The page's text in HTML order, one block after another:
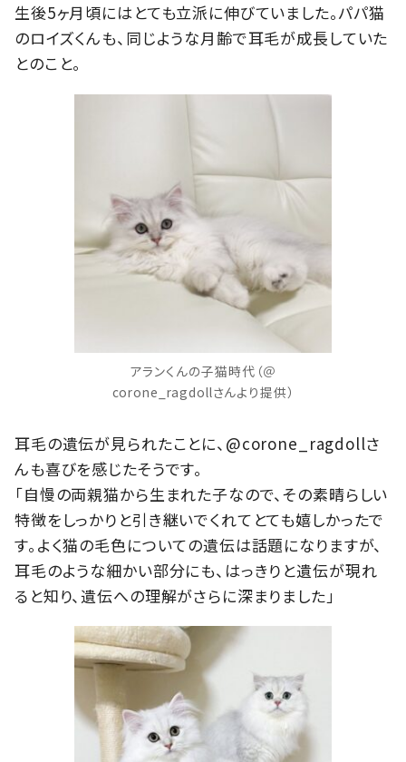
生後5ヶ月頃にはとても立派に伸びていました。パパ猫
のロイズくんも、同じような月齢で耳毛が成長していた
とのこと。
アランくんの子猫時代（＠
corone_ragdollさんより提供）
耳毛の遺伝が見られたことに、@corone_ragdollさ
んも喜びを感じたそうです。
「自慢の両親猫から生まれた子なので、その素晴らしい
特徴をしっかりと引き継いでくれてとても嬉しかったで
す。よく猫の毛色についての遺伝は話題になりますが、
耳毛のような細かい部分にも、はっきりと遺伝が現れ
ると知り、遺伝への理解がさらに深まりました」